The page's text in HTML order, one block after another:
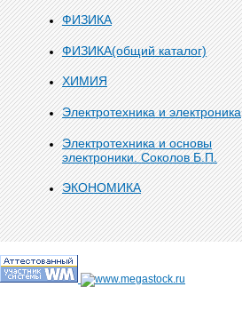
ФИЗИКА
ФИЗИКА(общий каталог)
ХИМИЯ
Электротехника и электроника
Электротехника и основы
электроники. Соколов Б.П.
ЭКОНОМИКА